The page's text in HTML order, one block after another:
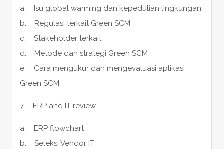
a. Isu global warming dan kepedulian lingkungan
b. Regulasi terkait Green SCM
c. Stakeholder terkait
d. Metode dan strategi Green SCM
e. Cara mengukur dan mengevaluasi aplikasi
Green SCM
7. ERP and IT review
a. ERP flowchart
b. Seleksi Vendor IT